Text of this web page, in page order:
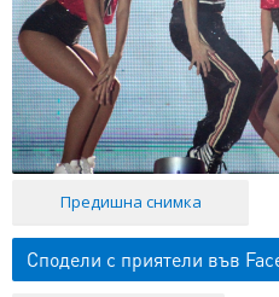
Предишна снимка
Сподели с приятели във